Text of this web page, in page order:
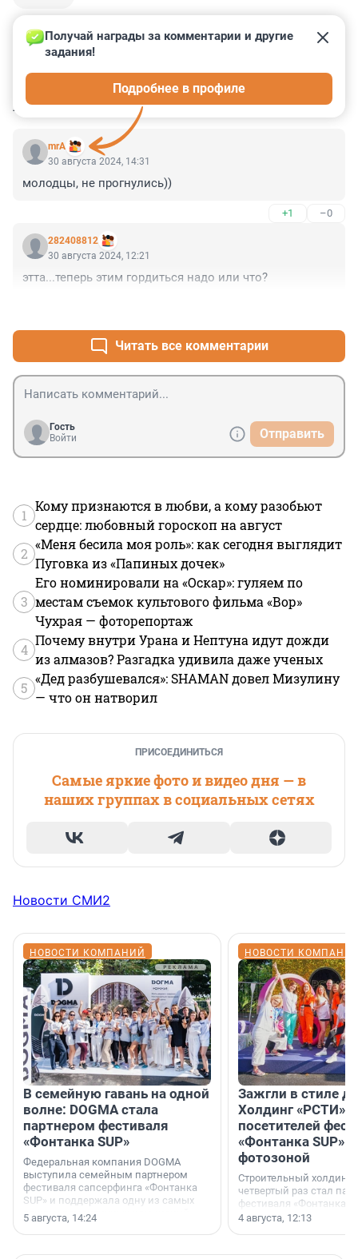
КОММЕНТАРИИ 2
mrA
Получай награды за комментарии и другие
задания!
Подробнее в профиле
30 августа 2024, 14:31
молодцы, не прогнулись))
+1 –0
282408812
30 августа 2024, 12:21
этта...теперь этим гордиться надо или что?
Читать все комментарии
Гость
Войти
Отправить
1
Кому признаются в любви, а кому разобьют
сердце: любовный гороскоп на август
2
«Меня бесила моя роль»: как сегодня выглядит
Пуговка из «Папиных дочек»
3
Его номинировали на «Оскар»: гуляем по
местам съемок культового фильма «Вор»
Чухрая — фоторепортаж
4
Почему внутри Урана и Нептуна идут дожди
из алмазов? Разгадка удивила даже ученых
5
«Дед разбушевался»: SHAMAN довел Мизулину
— что он натворил
ПРИСОЕДИНИТЬСЯ
Самые яркие фото и видео дня — в
наших группах в социальных сетях
Новости СМИ2
НОВОСТИ КОМПАНИЙ
В семейную гавань на одной
волне: DOGMA стала
партнером фестиваля
«Фонтанка SUP»
Федеральная компания DOGMA
выступила семейным партнером
фестиваля сапсерфинга «Фонтанка
SUP» и поддержала одну из самых
ярких и романтичных номинаций —
«SUP-свадьба».
5 августа, 14:24
НОВОСТИ
Зажгли в стиле
Холдинг «РСТИ»
посетителей
«Фонтанка SUP»
фотозоной
Строительный холдинг
четвертый раз стал
фестиваля «Фонтанка
раз компания
посетителям
4 августа, 12:13